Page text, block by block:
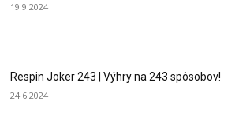
19.9.2024
Respin Joker 243 | Výhry na 243 spôsobov!
24.6.2024